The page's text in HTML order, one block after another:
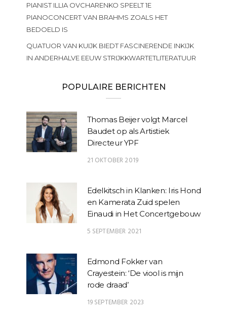
PIANIST ILLIA OVCHARENKO SPEELT 1E
PIANOCONCERT VAN BRAHMS ZOALS HET
BEDOELD IS
QUATUOR VAN KUIJK BIEDT FASCINERENDE INKIJK
IN ANDERHALVE EEUW STRIJKKWARTETLITERATUUR
POPULAIRE BERICHTEN
Thomas Beijer volgt Marcel
Baudet op als Artistiek
Directeur YPF
21 OKTOBER 2019
Edelkitsch in Klanken: Iris Hond
en Kamerata Zuid spelen
Einaudi in Het Concertgebouw
5 SEPTEMBER 2021
Edmond Fokker van
Crayestein: ‘De viool is mijn
rode draad’
19 SEPTEMBER 2023